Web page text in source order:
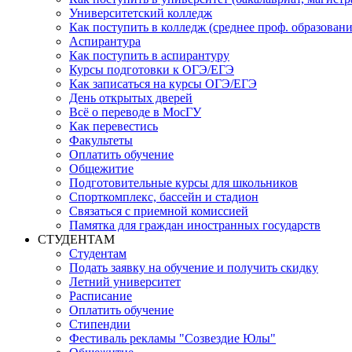
Университетский колледж
Как поступить в колледж (среднее проф.
Аспирантура
Как поступить в аспирантуру
Курсы подготовки к ОГЭ/ЕГЭ
Как записаться на курсы ОГЭ/ЕГЭ
День открытых дверей
Всё о переводе в МосГУ
Как перевестись
Факультеты
Оплатить обучение
Общежитие
Подготовительные курсы для школьников
Спорткомплекс, бассейн и стадион
Связаться с приемной комиссией
Памятка для граждан иностранных государств
СТУДЕНТАМ
Студентам
Подать заявку на обучение и получить скидку
Летний университет
Расписание
Оплатить обучение
Стипендии
Фестиваль рекламы "Созвездие Юлы"